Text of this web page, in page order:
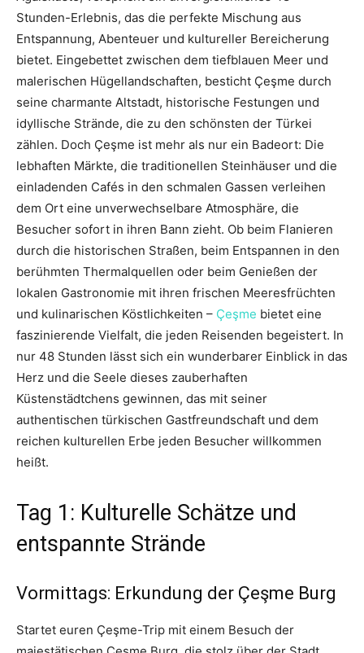
Stunden-Erlebnis, das die perfekte Mischung aus
Entspannung, Abenteuer und kultureller Bereicherung
bietet. Eingebettet zwischen dem tiefblauen Meer und
malerischen Hügellandschaften, besticht Çeşme durch
seine charmante Altstadt, historische Festungen und
idyllische Strände, die zu den schönsten der Türkei
zählen. Doch Çeşme ist mehr als nur ein Badeort: Die
lebhaften Märkte, die traditionellen Steinhäuser und die
einladenden Cafés in den schmalen Gassen verleihen
dem Ort eine unverwechselbare Atmosphäre, die
Besucher sofort in ihren Bann zieht. Ob beim Flanieren
durch die historischen Straßen, beim Entspannen in den
berühmten Thermalquellen oder beim Genießen der
lokalen Gastronomie mit ihren frischen Meeresfrüchten
und kulinarischen Köstlichkeiten – Çeşme bietet eine
faszinierende Vielfalt, die jeden Reisenden begeistert. In
nur 48 Stunden lässt sich ein wunderbarer Einblick in das
Herz und die Seele dieses zauberhaften
Küstenstädtchens gewinnen, das mit seiner
authentischen türkischen Gastfreundschaft und dem
reichen kulturellen Erbe jeden Besucher willkommen
heißt.
Tag 1: Kulturelle Schätze und
entspannte Strände
Vormittags: Erkundung der Çeşme Burg
Startet euren Çeşme-Trip mit einem Besuch der